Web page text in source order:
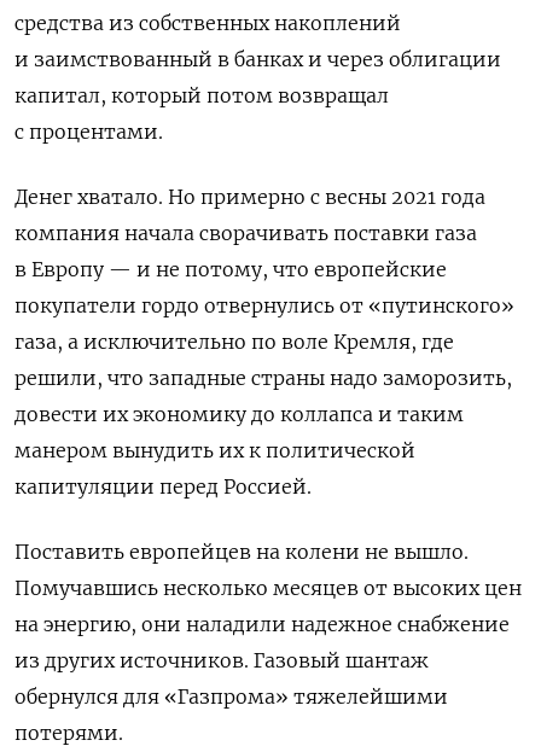
средства из собственных накоплений
и заимствованный в банках и через облигации
капитал, который потом возвращал
с процентами.
Денег хватало. Но примерно с весны 2021 года
компания начала сворачивать поставки газа
в Европу — и не потому, что европейские
покупатели гордо отвернулись от «путинского»
газа, а исключительно по воле Кремля, где
решили, что западные страны надо заморозить,
довести их экономику до коллапса и таким
манером вынудить их к политической
капитуляции перед Россией.
Поставить европейцев на колени не вышло.
Помучавшись несколько месяцев от высоких цен
на энергию, они наладили надежное снабжение
из других источников. Газовый шантаж
обернулся для «Газпрома» тяжелейшими
потерями.